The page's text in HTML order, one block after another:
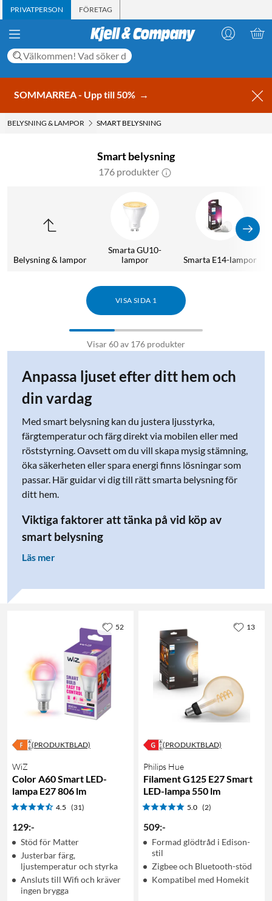
PRIVATPERSON FÖRETAG
SOMMARREA - Upp till 50% →
BELYSNING & LAMPOR SMART BELYSNING
Smart belysning
176 produkter
Belysning & lampor
Smarta GU10-
lampor
Smarta E14-lampor
Anpassa ljuset efter ditt hem och
din vardag
Med smart belysning kan du justera ljusstyrka,
färgtemperatur och färg direkt via mobilen eller med
röststyrning. Oavsett om du vill skapa mysig stämning,
öka säkerheten eller spara energi finns lösningar som
passar. Här guidar vi dig till rätt smarta belysning för
ditt hem.
Viktiga faktorer att tänka på vid köp av
smart belysning
Läs mer
VISA SIDA 1
Visar 60 av 176 produkter
(PRODUKTBLAD)
WiZ
Color A60 Smart LED-
lampa E27 806 lm
4.5 (31)
129:-
Stöd för Matter
Justerbar färg,
ljustemperatur och styrka
Ansluts till Wifi och kräver
ingen brygga
52
(PRODUKTBLAD)
Philips Hue
Filament G125 E27 Smart
LED-lampa 550 lm
5.0 (2)
509:-
Formad glödtråd i Edison-
stil
Zigbee och Bluetooth-stöd
Kompatibel med Homekit
13